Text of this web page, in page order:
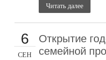
Читать далее
6
СЕН
Открытие
семейной